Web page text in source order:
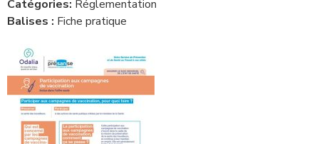
Catégories: Réglementation
Balises : Fiche pratique